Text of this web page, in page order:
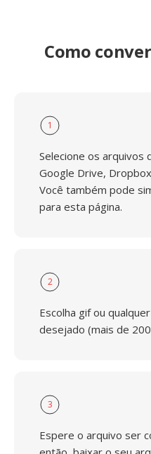
Como
1
Selecione os arquivos
Google Drive,
Você também pode
para esta página.
2
Escolha gif ou
desejado (mais de
3
Espere o arquivo ser